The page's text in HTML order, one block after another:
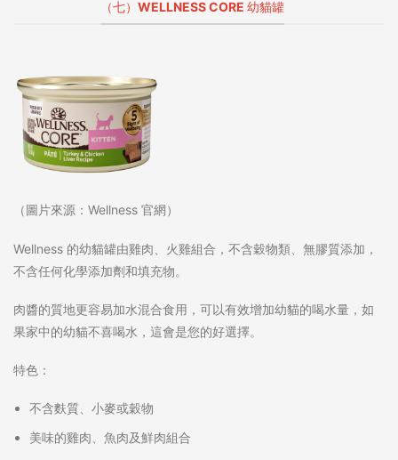
（七）WELLNESS CORE 幼貓罐
（圖片來源：Wellness 官網）
Wellness 的幼貓罐由雞肉、火雞組合，不含穀物類、無膠質添加，
不含任何化學添加劑和填充物。
肉醬的質地更容易加水混合食用，可以有效增加幼貓的喝水量，如
果家中的幼貓不喜喝水，這會是您的好選擇。
特色：
不含麩質、小麥或穀物
美味的雞肉、魚肉及鮮肉組合